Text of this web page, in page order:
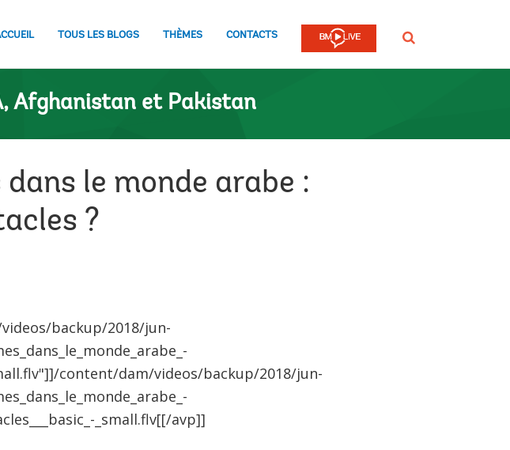
TOUS LES BLOGS THÈMES CONTACTS Rechercher
Afghanistan et Pakistan
le monde arabe :
?
backup/2018/jun-
content/dam/videos/backup/2018/jun-
_small.flv[[/avp]]